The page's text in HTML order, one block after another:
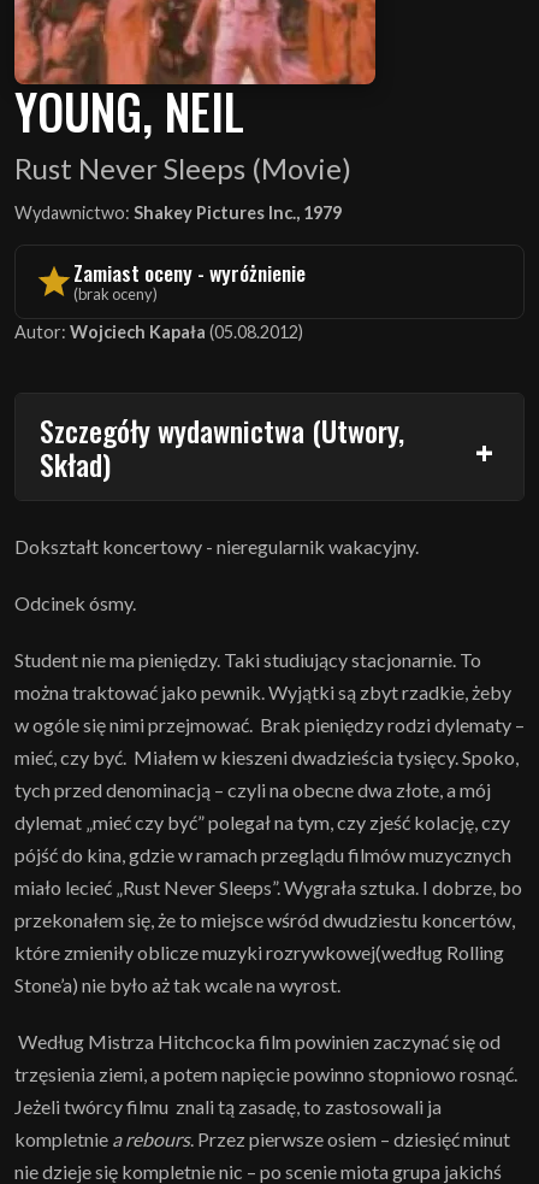
YOUNG, NEIL
Rust Never Sleeps (Movie)
Wydawnictwo: Shakey Pictures Inc., 1979
Zamiast oceny - wyróżnienie
(brak oceny)
Autor: Wojciech Kapała (05.08.2012)
Szczegóły wydawnictwa (Utwory,
Skład)
Dokształt koncertowy - nieregularnik wakacyjny.
Odcinek ósmy.
Student nie ma pieniędzy. Taki studiujący stacjonarnie. To
można traktować jako pewnik. Wyjątki są zbyt rzadkie, żeby
w ogóle się nimi przejmować. Brak pieniędzy rodzi dylematy –
mieć, czy być. Miałem w kieszeni dwadzieścia tysięcy. Spoko,
tych przed denominacją – czyli na obecne dwa złote, a mój
dylemat „mieć czy być” polegał na tym, czy zjeść kolację, czy
pójść do kina, gdzie w ramach przeglądu filmów muzycznych
miało lecieć „Rust Never Sleeps”. Wygrała sztuka. I dobrze, bo
przekonałem się, że to miejsce wśród dwudziestu koncertów,
które zmieniły oblicze muzyki rozrywkowej(według Rolling
Stone’a) nie było aż tak wcale na wyrost.
Według Mistrza Hitchcocka film powinien zaczynać się od
trzęsienia ziemi, a potem napięcie powinno stopniowo rosnąć.
Jeżeli twórcy filmu znali tą zasadę, to zastosowali ja
kompletnie a rebours. Przez pierwsze osiem – dziesięć minut
nie dzieje się kompletnie nic – po scenie miota grupa jakichś